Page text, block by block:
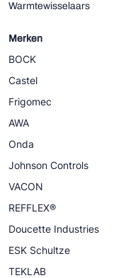
Warmtewisselaars
Merken
BOCK
Castel
Frigomec
AWA
Onda
Johnson Controls
VACON
REFFLEX®
Doucette Industries
ESK Schultze
TEKLAB